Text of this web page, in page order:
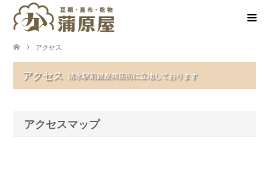
アクセス
アクセス 清水駅前銀座商店街に立地しております
アクセスマップ